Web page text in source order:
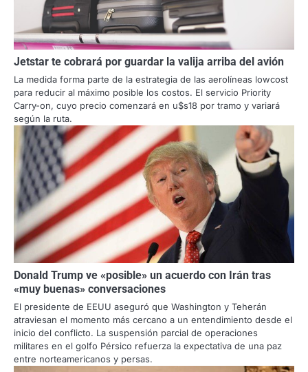
Jetstar te cobrará por guardar la valija arriba del avión
La medida forma parte de la estrategia de las aerolíneas lowcost
para reducir al máximo posible los costos. El servicio Priority
Carry-on, cuyo precio comenzará en u$s18 por tramo y variará
según la ruta.
Donald Trump ve «posible» un acuerdo con Irán tras
«muy buenas» conversaciones
El presidente de EEUU aseguró que Washington y Teherán
atraviesan el momento más cercano a un entendimiento desde el
inicio del conflicto. La suspensión parcial de operaciones
militares en el golfo Pérsico refuerza la expectativa de una paz
entre norteamericanos y persas.